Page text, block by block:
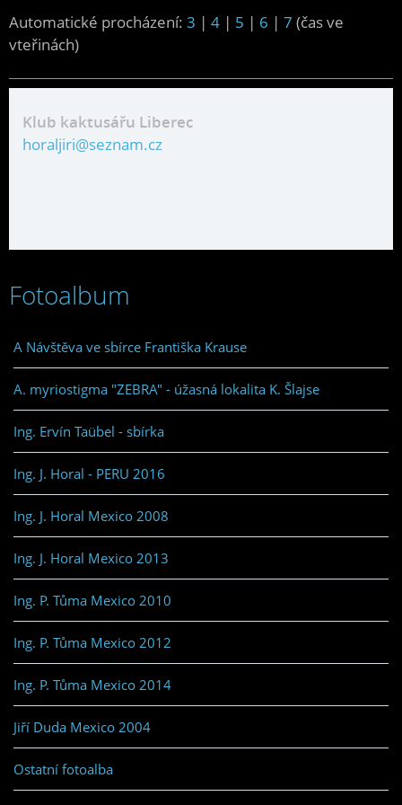
Automatické procházení: 3 | 4 | 5 | 6 | 7 (čas ve
vteřinách)
Klub kaktusářu Liberec
horaljiri@seznam.cz
Fotoalbum
A Návštěva ve sbírce Františka Krause
A. myriostigma "ZEBRA" - úžasná lokalita K. Šlajse
Ing. Ervín Taübel - sbírka
Ing. J. Horal - PERU 2016
Ing. J. Horal Mexico 2008
Ing. J. Horal Mexico 2013
Ing. P. Tůma Mexico 2010
Ing. P. Tůma Mexico 2012
Ing. P. Tůma Mexico 2014
Jiří Duda Mexico 2004
Ostatní fotoalba